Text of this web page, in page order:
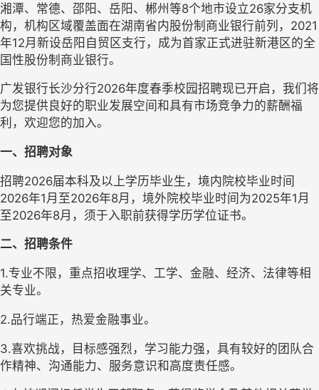
湘潭、常德、邵阳、岳阳、郴州等8个地市设立26家分支机
构，机构区域覆盖面在湖南省内股份制商业银行前列，2021
年12月新设岳阳自贸区支行，成为首家正式进驻新港区的全
国性股份制商业银行。
广发银行长沙分行2026年度春季校园招聘现已开启，我们将
为您提供良好的职业发展空间和具有市场竞争力的薪酬福
利，欢迎您的加入。
一、招聘对象
招聘2026届本科及以上学历毕业生，境内院校毕业时间
2026年1月至2026年8月，境外院校毕业时间为2025年1月
至2026年8月，须于入职前获得学历学位证书。
二、招聘条件
1.专业不限，重点招收理学、工学、金融、经济、法律等相
关专业。
2.品行端正，热爱金融事业。
3.喜欢挑战，目标感强烈，学习能力强，具有较好的团队合
作精神、沟通能力、服务意识和高度责任感。